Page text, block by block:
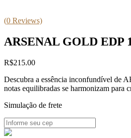
(0 Reviews)
ARSENAL GOLD EDP
R$215.00
Descubra a essência inconfundível de
notas equilibradas se harmonizam para
Simulação de frete